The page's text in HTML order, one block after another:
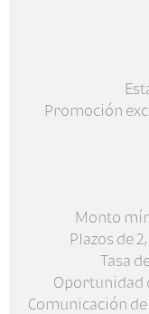
Promoción
Monto
Plazos de 2,
Tasa
Oportunidad
Comunicación